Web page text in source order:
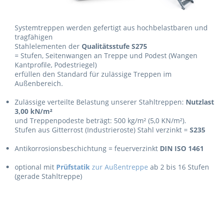
Systemtreppen werden gefertigt aus hochbelastbaren und
tragfähigen
Stahlelementen der Qualitätsstufe S275
= Stufen, Seitenwangen an Treppe und Podest (Wangen
Kantprofile, Podestriegel)
erfüllen den Standard für zulässige Treppen im
Außenbereich.
Zulässige verteilte Belastung unserer Stahltreppen: Nutzlast
3,00 kN/m²
und Treppenpodeste beträgt: 500 kg/m² (5,0 KN/m²).
Stufen aus Gitterrost (Industrieroste) Stahl verzinkt = S235
Antikorrosionsbeschichtung = feuerverzinkt DIN ISO 1461
optional mit Prüfstatik zur Außentreppe ab 2 bis 16 Stufen
(gerade Stahltreppe)